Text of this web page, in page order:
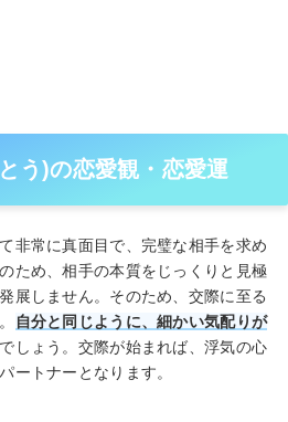
う)の恋愛観・恋愛運
非常に真面目で、完璧な相手を求め
ため、相手の本質をじっくりと見極
展しません。そのため、交際に至る
自分と同じように、細かい気配りが
しょう。交際が始まれば、浮気の心
ートナーとなります。